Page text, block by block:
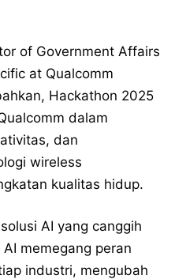
of Government Affairs
at Qualcomm
Hackathon 2025
dalam
dan
wireless
kualitas hidup.
AI yang canggih
memegang peran
industri, mengubah